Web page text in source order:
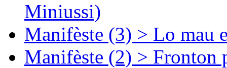
Miniussi)
Manifèste (3) > Lo mau
Manifèste (2) > Fronton